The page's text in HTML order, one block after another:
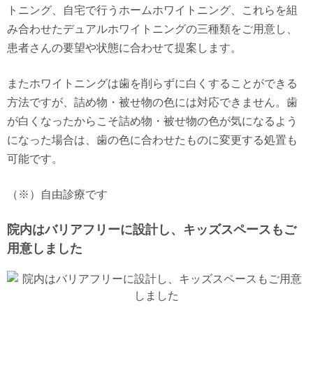
トニング、自宅で行うホームホワイトニング、これらを組
み合わせたデュアルホワイトニングの三種類をご用意し、
患者さんの要望や状態に合わせて提案します。
またホワイトニングは歯を削らずに白くすることができる
方法ですが、詰め物・被せ物の色には対応できません。歯
が白くなったからこそ詰め物・被せ物の色が気になるよう
になった場合は、歯の色に合わせたものに変更する処置も
可能です。
（※）自由診療です
院内はバリアフリーに設計し、キッズスペースもご
用意しました